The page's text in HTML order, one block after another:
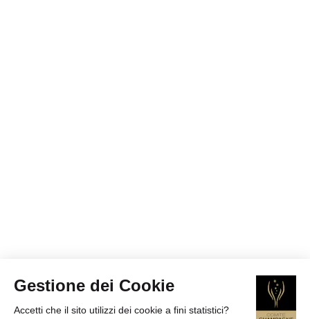
Gestione dei Cookie
Accetti che il sito utilizzi dei cookie a fini statistici?